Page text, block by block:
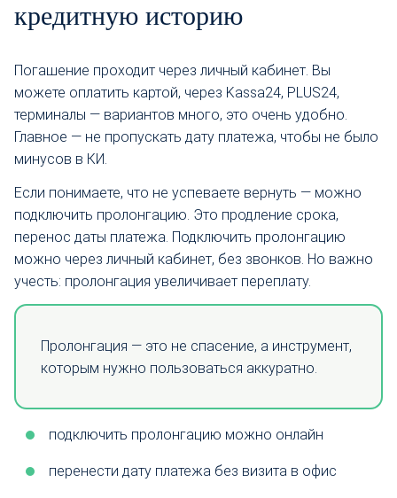
кредитную историю
Погашение проходит через личный кабинет. Вы
можете оплатить картой, через Kassa24, PLUS24,
терминалы — вариантов много, это очень удобно.
Главное — не пропускать дату платежа, чтобы не было
минусов в КИ.
Если понимаете, что не успеваете вернуть — можно
подключить пролонгацию. Это продление срока,
перенос даты платежа. Подключить пролонгацию
можно через личный кабинет, без звонков. Но важно
учесть: пролонгация увеличивает переплату.
Пролонгация — это не спасение, а инструмент,
которым нужно пользоваться аккуратно.
подключить пролонгацию можно онлайн
перенести дату платежа без визита в офис